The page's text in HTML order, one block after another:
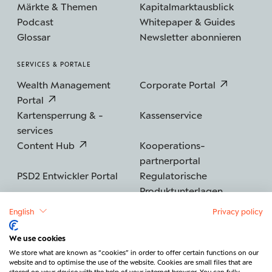
Märkte & Themen
Kapitalmarktausblick
Podcast
Whitepaper & Guides
Glossar
Newsletter abonnieren
SERVICES & PORTALE
Wealth Management
Portal
Corporate Portal
Kartensperrung & -
services
Kassenservice
Content Hub
Kooperations­
partnerportal
PSD2 Entwickler Portal
Regulatorische
Produktunterlagen
Datenschutz Sicherheit Barrierefreiheit
English Privacy policy
We use cookies
We store what are known as “cookies” in order to offer certain functions on our
website and to optimise the use of the website. Cookies are small files that are